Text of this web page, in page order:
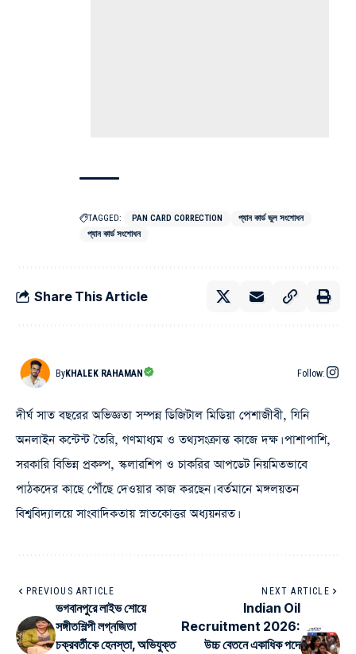
TAGGED: PAN CARD CORRECTION
প্যান কার্ড ভুল সংশোধন
প্যান কার্ড সংশোধন
Share This Article
ByKHALEK RAHAMAN Follow:
দীর্ঘ সাত বছরের অভিজ্ঞতা সম্পন্ন ডিজিটাল মিডিয়া পেশাজীবী, যিনি
অনলাইন কন্টেন্ট তৈরি, গণমাধ্যম ও তথ্যসংক্রান্ত কাজে দক্ষ। পাশাপাশি,
সরকারি বিভিন্ন প্রকল্প, স্কলারশিপ ও চাকরির আপডেট নিয়মিতভাবে
পাঠকদের কাছে পৌঁছে দেওয়ার কাজ করছেন। বর্তমানে মঙ্গলয়তন
বিশ্ববিদ্যালয়ে সাংবাদিকতায় স্নাতকোত্তর অধ্যয়নরত।
PREVIOUS ARTICLE
ভগবানপুরে লাইভ শোয়ে
সঙ্গীতশিল্পী লগ্নজিতা
চক্রবর্তীকে হেনস্তা, অভিযুক্ত
NEXT ARTICLE
Indian Oil
Recruitment 2026:
উচ্চ বেতনে একাধিক পদে